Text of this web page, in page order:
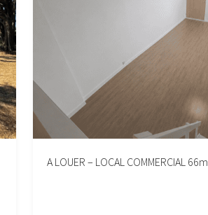
A LOUER – LOCAL COMMERCIAL